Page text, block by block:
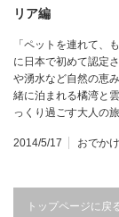
リア編
「ペットを連れて、
に日本で初めて認定
や湧水など自然の恵
緒に泊まれる橘湾と
っくり過ごす大人の
2014/5/17 おでかけ
トップページに戻